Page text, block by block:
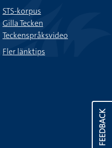
FEEDBACK
STS-korpus
Gilla Tecken
Teckenspråksvideo
Fler länktips